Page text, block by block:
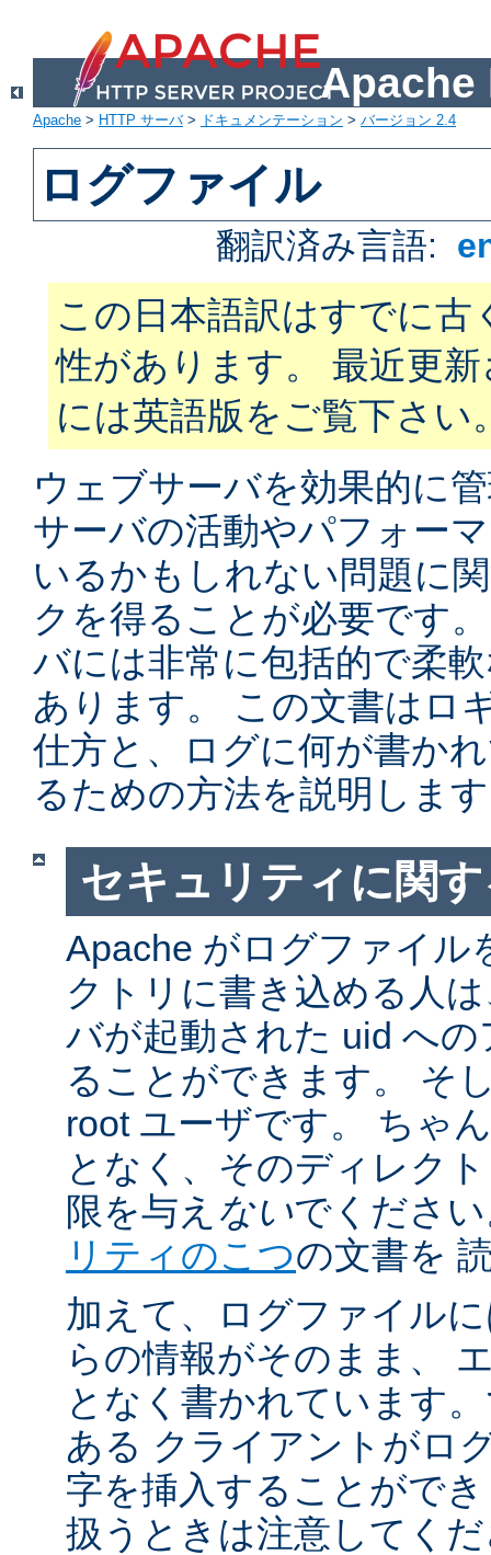
Apache
Apache > HTTP サーバ> ドキュメンテーション > バージョン 2.4
ログファイル
翻訳済み言語:
この日本語訳はすでに古
性があります。 最近更
には英語版をご覧下さい
ウェブサーバを効果的に
サーバの活動やパフォー
いるかもしれない問題に
クを得ることが必要です
バには非常に包括的で柔
あります。 この文書はロ
仕方と、ログに何が書か
るための方法を説明しま
セキュリティに関
Apache がログファイル
クトリに書き込める人
バが起動された uid へ
ることができます。 そ
root ユーザです。 ちゃ
となく、そのディレク
限を与え ないでくださ
リティのこつの文書を
加えて、ログファイル
らの情報がそのまま、
となく書かれています
ある クライアントがロ
字を挿入することがで
扱うときは注意してく